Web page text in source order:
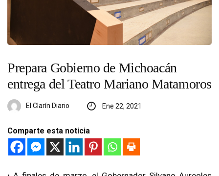
Prepara Gobierno de Michoacán
entrega del Teatro Mariano Matamoros
El Clarín Diario Ene 22, 2021
Comparte esta noticia